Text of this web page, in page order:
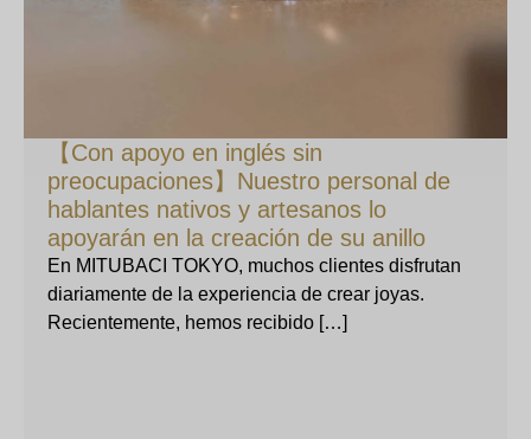
【Con apoyo en inglés sin
preocupaciones】Nuestro personal de
hablantes nativos y artesanos lo
apoyarán en la creación de su anillo
En MITUBACI TOKYO, muchos clientes disfrutan
diariamente de la experiencia de crear joyas.
Recientemente, hemos recibido […]